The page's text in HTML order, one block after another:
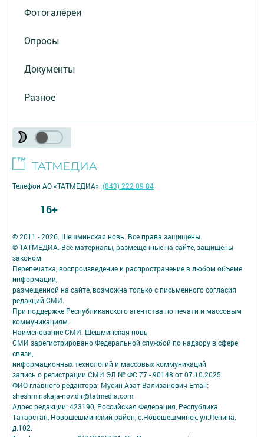
Фотогалереи
Опросы
Документы
Разное
© 2011 - 2026. Шешминская новь. Все права защищены.
© ТАТМЕДИА. Все материалы, размещенные на сайте, защищены
законом.
Перепечатка, воспроизведение и распространение в любом объеме
информации,
размещенной на сайте, возможна только с письменного согласия
редакций СМИ.
При поддержке Республиканского агентства по печати и массовым
коммуникациям.
Наименование СМИ: Шешминская новь
СМИ зарегистрировано Федеральной службой по надзору в сфере
связи,
информационных технологий и массовых коммуникаций
запись о регистрации СМИ ЭЛ № ФС 77 - 90148 от 07.10.2025
ФИО главного редактора: Мусин Азат Вализанович Email:
sheshminskaja-nov.dir@tatmedia.com
Адрес редакции: 423190, Российская Федерация, Республика
Татарстан, Новошешминский район, с.Новошешминск, ул.Ленина,
д.102.
Телефон АО «ТАТМЕДИА»:(843) 222 09 84
16+